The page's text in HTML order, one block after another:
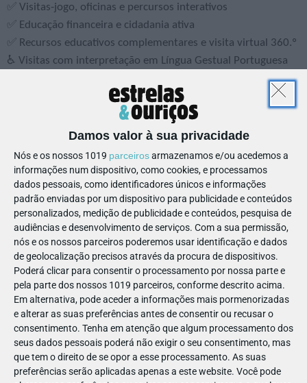
Damos valor à sua privacidade
Nós e os nossos 1019 parceirosarmazenamos e/ou acedemos a
informações num dispositivo, como cookies, e processamos
dados pessoais, como identificadores únicos e informações
padrão enviadas por um dispositivo para publicidade e conteúdos
personalizados, medição de publicidade e conteúdos, pesquisa de
audiências e desenvolvimento de serviços. Com a sua permissão,
nós e os nossos parceiros poderemos usar identificação e dados
de geolocalização precisos através da procura de dispositivos.
Poderá clicar para consentir o processamento por nossa parte e
pela parte dos nossos 1019 parceiros, conforme descrito acima.
Em alternativa, pode aceder a informações mais pormenorizadas
e alterar as suas preferências antes de consentir ou recusar o
consentimento. Tenha em atenção que algum processamento dos
seus dados pessoais poderá não exigir o seu consentimento, mas
que tem o direito de se opor a esse processamento. As suas
preferências serão aplicadas apenas a este website. Você pode
✅ Visitas-jogo, oficinas e percursos interativos
✅ Educação financeira e cidadania ativa
✅ Recursos educativos complementares e visita virtual 360.º
♿ Visitas com interpretação em Língua Gestual Portuguesa
♿ Visitas com experiências tácteis para alunos cegos ou com
🧸 Atividades para o 1.º ciclo